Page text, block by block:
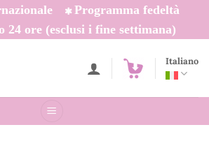
Programma fedeltà
24 ore (esclusi i fine settimana)
Italiano